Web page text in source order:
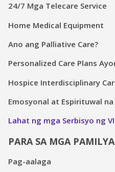
24/7 Mga Telecare Service
Home Medical Equipment
Ano ang Palliative Care?
Personalized Care Plans
Hospice Interdisciplinary
Emosyonal at Espirituwal
Lahat ng mga Serbisyo ng
PARA SA MGA
Pag-aalaga